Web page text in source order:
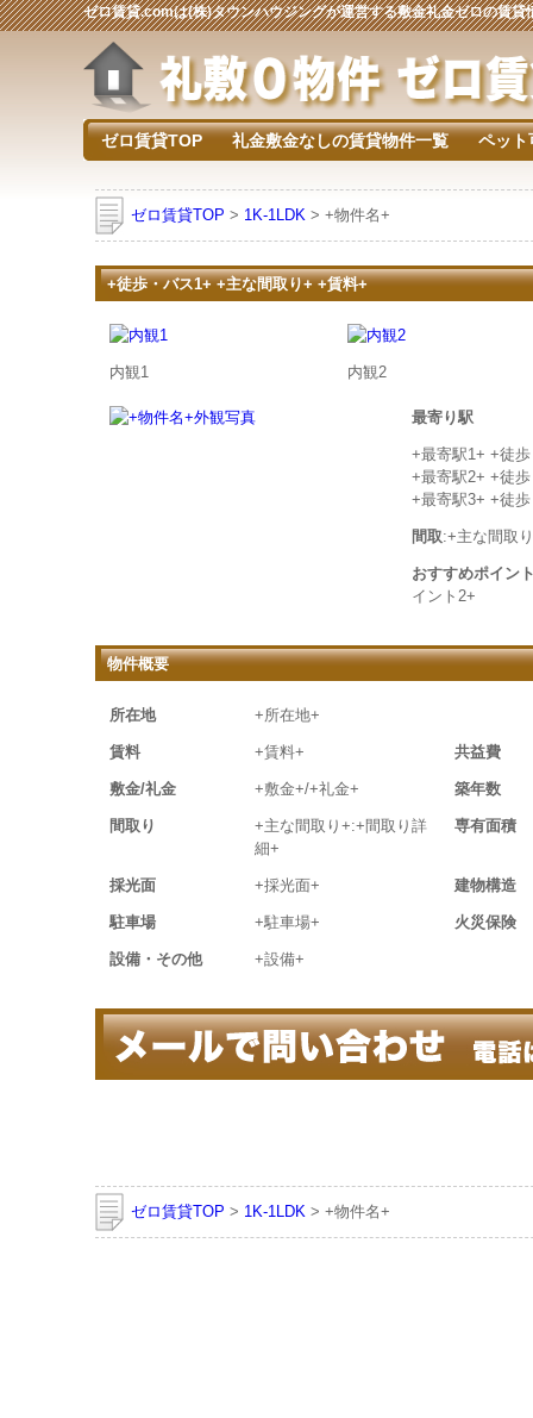
ゼロ賃貸.comは(株)タウンハウジングが運営する敷金礼金ゼロの賃貸
ゼロ賃貸TOP 礼金敷金なしの賃貸物件一覧 ペット
ゼロ賃貸TOP > 1K-1LDK > +物件名+
+徒歩・バス1+ +主な間取り+ +賃料+
内観1 内観2
最寄り駅
+最寄駅1+ +徒
+最寄駅2+ +徒
+最寄駅3+ +徒
間取:+主な間取
おすすめポイン
イント2+
物件概要
所在地 +所在地+
賃料 +賃料+ 共益費
敷金/礼金 +敷金+/+礼金+ 築年数
間取り
+主な間取り+:+間取り詳
細+
専有面積
採光面 +採光面+ 建物構造
駐車場 +駐車場+ 火災保険
設備・その他 +設備+
ゼロ賃貸TOP > 1K-1LDK > +物件名+